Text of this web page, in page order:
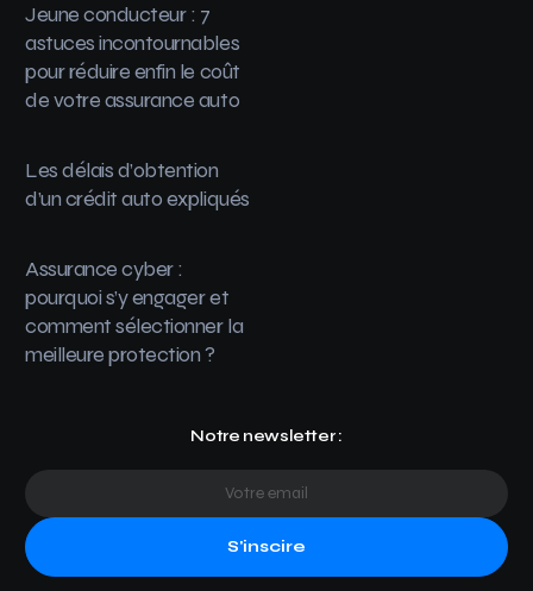
Jeune conducteur : 7
astuces incontournables
pour réduire enfin le coût
de votre assurance auto
Les délais d’obtention
d’un crédit auto expliqués
Assurance cyber :
pourquoi s’y engager et
comment sélectionner la
meilleure protection ?
Notre newsletter :
S'inscire